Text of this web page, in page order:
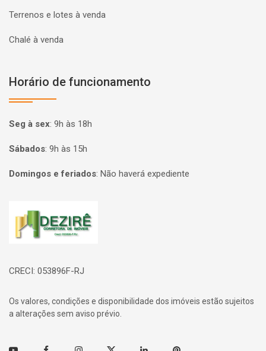
Terrenos e lotes à venda
Chalé à venda
Horário de funcionamento
Seg à sex: 9h às 18h
Sábados: 9h às 15h
Domingos e feriados: Não haverá expediente
Página inicial
CRECI: 053896F-RJ
Os valores, condições e disponibilidade dos imóveis estão sujeitos
a alterações sem aviso prévio.